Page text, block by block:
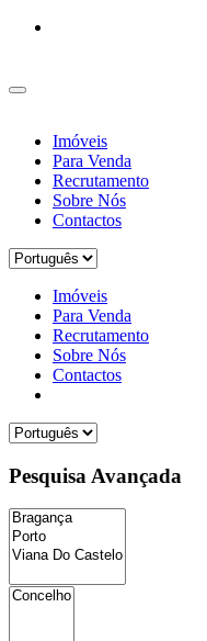
Imóveis
Para Venda
Recrutamento
Sobre Nós
Contactos
Imóveis
Para Venda
Recrutamento
Sobre Nós
Contactos
Pesquisa Avançada